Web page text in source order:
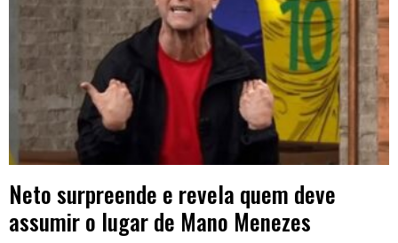
Neto surpreende e revela quem deve
assumir o lugar de Mano Menezes